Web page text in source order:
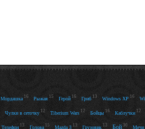
Мордашка 16 Рыжая 15 Герой 16 Гриб 13 Windows XP 16
Чулки в сеточку 12 Tiberium Wars 12 Бойцы 16 Каблучки 12
Телефон 13 Голова 15 Mazda 3 13 Грузовик 13 Бой 30 Мечи